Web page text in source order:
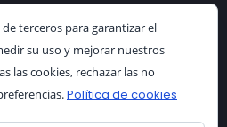
terceros para garantizar el
su uso y mejorar nuestros
las cookies, rechazar las no
Política de cookies